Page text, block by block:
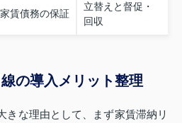
家賃債務の保証
立替えと督促・
回収
の導入メリット整理
きな理由として、まず家賃滞納リ